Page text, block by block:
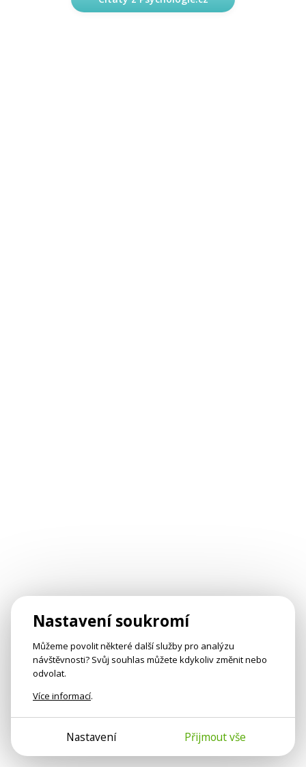
Nastavení soukromí
Můžeme povolit některé další služby pro analýzu
návštěvnosti? Svůj souhlas můžete kdykoliv změnit nebo
odvolat.
Více informací.
Nastavení Přijmout vše